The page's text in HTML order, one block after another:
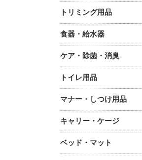
トリミング用品
食器・給水器
ケア・除菌・消臭
トイレ用品
マナー・しつけ用品
キャリー・ケージ
ベッド・マット